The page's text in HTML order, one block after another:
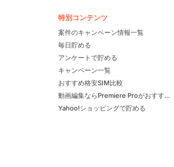
特別コンテンツ
案件のキャンペーン情報一覧
毎日貯める
アンケートで貯める
キャンペーン一覧
おすすめ格安SIM比較
動画編集ならPremiere Proがおすすめ！
Yahoo!ショッピングで貯める